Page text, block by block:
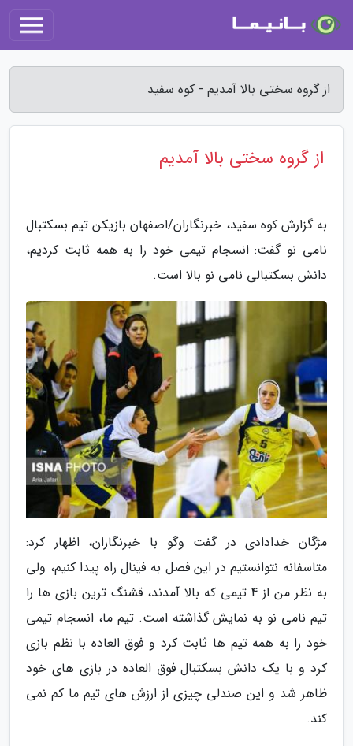
از گروه سختی بالا آمدیم - کوه سفید
از گروه سختی بالا آمدیم
به گزارش کوه سفید، خبرنگاران/اصفهان بازیکن تیم بسکتبال
نامی نو گفت: انسجام تیمی خود را به همه ثابت کردیم،
دانش بسکتبالی نامی نو بالا است.
مژگان خدادادی در گفت وگو با خبرنگاران، اظهار کرد:
متاسفانه نتوانستیم در این فصل به فینال راه پیدا کنیم، ولی
به نظر من از 4 تیمی که بالا آمدند، قشنگ ترین بازی ها را
تیم نامی نو به نمایش گذاشته است. تیم ما، انسجام تیمی
خود را به همه تیم ها ثابت کرد و فوق العاده با نظم بازی
کرد و با یک دانش بسکتبال فوق العاده در بازی های خود
ظاهر شد و این صندلی چیزی از ارزش های تیم ما کم نمی
کند.